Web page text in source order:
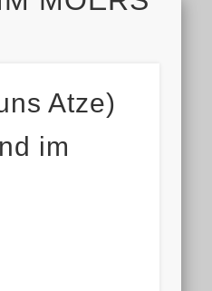
TIERE
& VEREIN
DANK!
DATENSCHUTZ
Atze)
im